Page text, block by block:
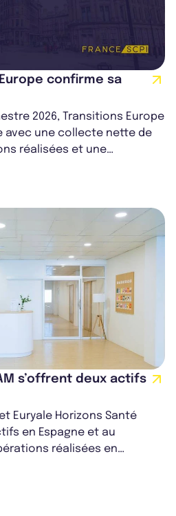
Europe confirme sa
2026, Transitions Europe
avec une collecte nette de
réalisées et une
Md€....
s’offrent deux actifs
Euryale Horizons Santé
en Espagne et au
réalisées en
permettent a...